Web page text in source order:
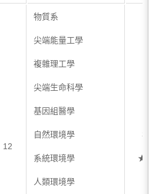
12
物質系
尖端能量工學
複雜理工學
尖端生命科學
基因組醫學
自然環境學
系統環境學
人類環境學